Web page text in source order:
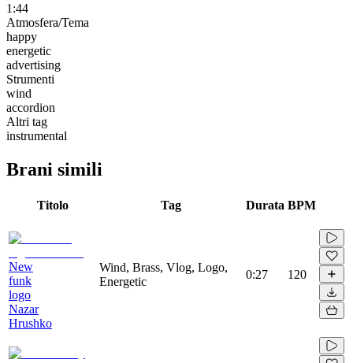
1:44
Atmosfera/Tema
happy
energetic
advertising
Strumenti
wind
accordion
Altri tag
instrumental
Brani simili
Titolo Tag Durata BPM
New
funk
logo
Nazar
Hrushko
Wind, Brass, Vlog, Logo,
Energetic
0:27 120